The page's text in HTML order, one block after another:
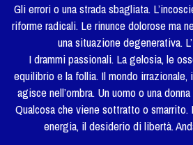
Gli errori o una strada sbagliata.
riforme radicali. Le rinunce dolorose ma
una situazione degenerativa.
I drammi passionali. La gelosia, le
equilibrio e la follia. Il mondo irrazionale,
agisce nell’ombra. Un uomo o una
Qualcosa che viene sottratto o
energia, il desiderio di libertà.